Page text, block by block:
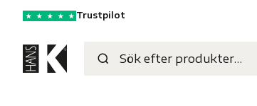
★ ★ ★ ★ ★ Trustpilot